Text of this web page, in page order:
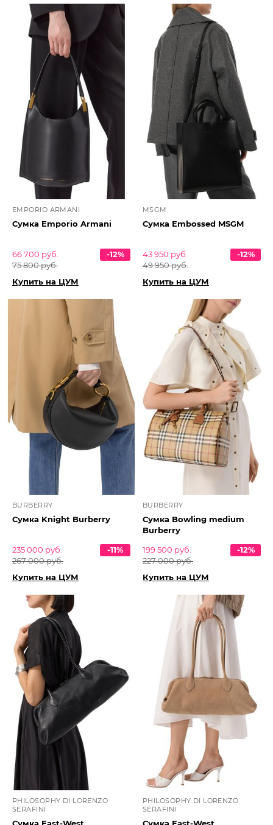
EMPORIO ARMANI
Сумка Emporio Armani
66 700 руб.
75 800 руб.
-12%
Купить на ЦУМ
MSGM
Сумка Embossed MSGM
43 950 руб.
49 950 руб.
-12%
Купить на ЦУМ
BURBERRY
Сумка Knight Burberry
235 000 руб.
267 000 руб.
-11%
Купить на ЦУМ
BURBERRY
Сумка Bowling medium
Burberry
199 500 руб.
227 000 руб.
-12%
Купить на ЦУМ
PHILOSOPHY DI LORENZO
SERAFINI
PHILOSOPHY DI LORENZO
SERAFINI